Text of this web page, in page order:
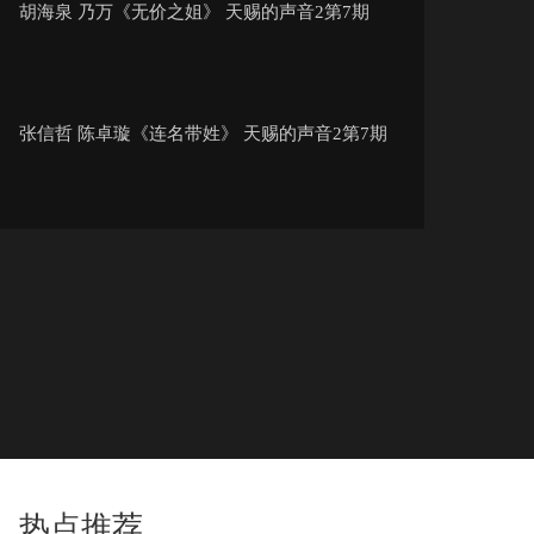
胡海泉 乃万《无价之姐》 天赐的声音2第7期
张信哲 陈卓璇《连名带姓》 天赐的声音2第7期